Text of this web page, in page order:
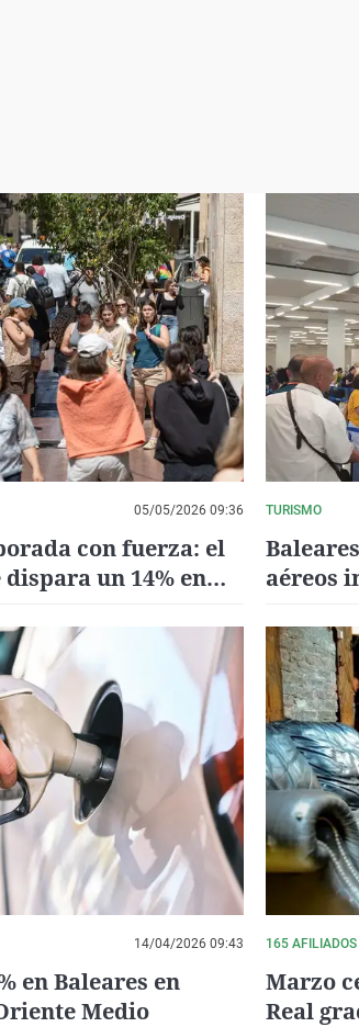
05/05/2026 09:36
con fuerza: el
un 14% en
TURISMO
aéreos
14/04/2026 09:43
en Baleares en
Medio
165
Marzo
Real